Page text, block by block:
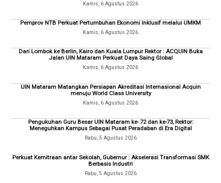
Kamis, 6 Agustus 2026
Pemprov NTB Perkuat Pertumbuhan Ekonomi Inklusif melalui UMKM
Kamis, 6 Agustus 2026
Dari Lombok ke Berlin, Kairo dan Kuala Lumpur Rektor : ACQUIN Buka
Jalan UIN Mataram Perkuat Daya Saing Global
Kamis, 6 Agustus 2026
UIN Mataram Matangkan Persiapan Akreditasi Internasional Acquin
menuju World Class University
Kamis, 6 Agustus 2026
Pengukuhan Guru Besar UIN Mataram ke- 72 dan ke-73, Rektor:
Meneguhkan Kampus Sebagai Pusat Peradaban di Era Digital
Rabu, 5 Agustus 2026
Perkuat Kemitraan antar Sekolah, Gubernur : Akselerasi Transformasi SMK
Berbasis Industri
Rabu, 5 Agustus 2026